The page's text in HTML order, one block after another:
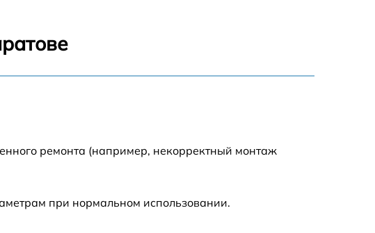
ремонта (например, некорректный монтаж
при нормальном использовании.